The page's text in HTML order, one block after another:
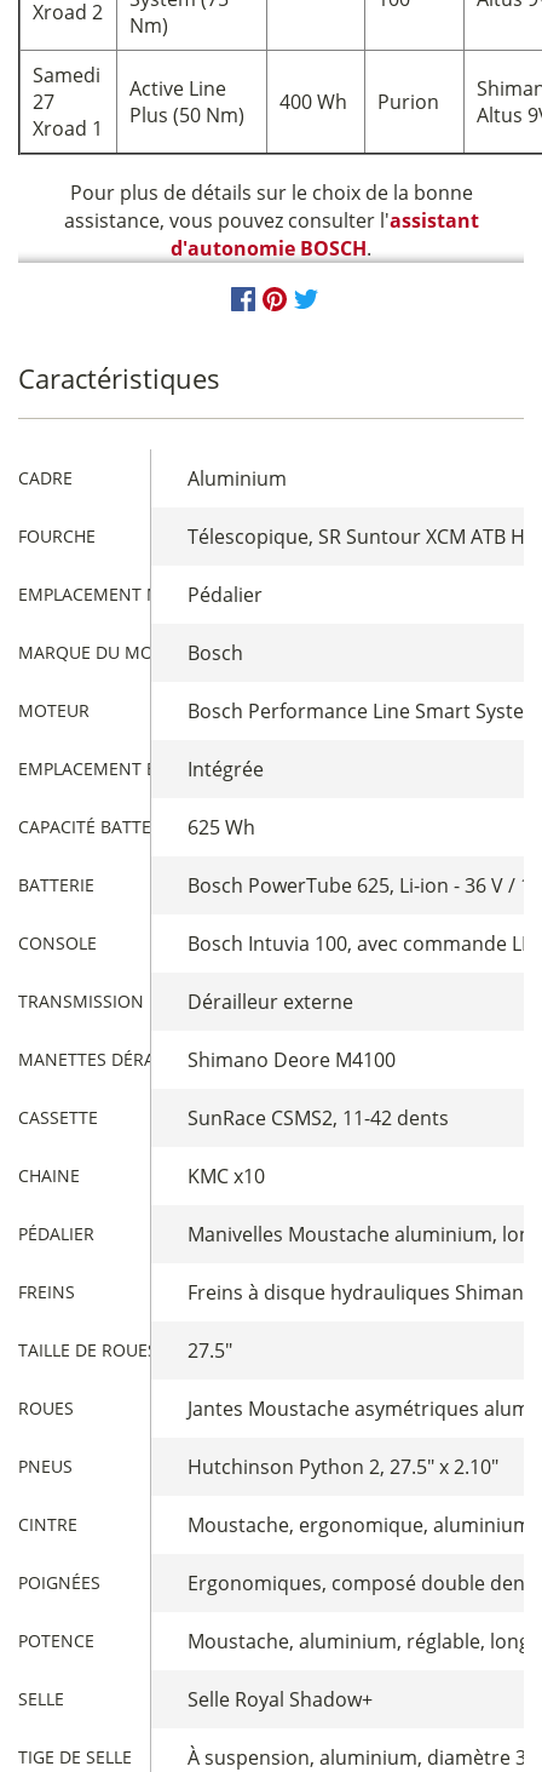
Xroad 2
Nm)
Samedi
27
Xroad 1
Active Line
Plus (50 Nm)
400 Wh Purion
Altus
Pour plus de détails sur le choix de la bonne
assistance, vous pouvez consulter l'assistant
d'autonomie BOSCH.
Caractéristiques
CADRE Aluminium
FOURCHE Télescopique, SR Suntour XCM ATB
EMPLACEMENT MOTEURPédalier
MARQUE DU MOTEURBosch
MOTEUR Bosch Performance Line Smart
EMPLACEMENT BATTERIEIntégrée
CAPACITÉ BATTERIE 625 Wh
BATTERIE Bosch PowerTube 625, Li-ion - 36 V /
CONSOLE Bosch Intuvia 100, avec commande
TRANSMISSION Dérailleur externe
MANETTES DÉRAILLEURShimano Deore M4100
CASSETTE SunRace CSMS2, 11-42 dents
CHAINE KMC x10
PÉDALIER Manivelles Moustache aluminium,
FREINS Freins à disque hydrauliques
TAILLE DE ROUES 27.5"
ROUES Jantes Moustache asymétriques
PNEUS Hutchinson Python 2, 27.5" x 2.10"
CINTRE Moustache, ergonomique, aluminium,
POIGNÉES Ergonomiques, composé double
POTENCE Moustache, aluminium, réglable,
SELLE Selle Royal Shadow+
TIGE DE SELLE À suspension, aluminium, diamètre